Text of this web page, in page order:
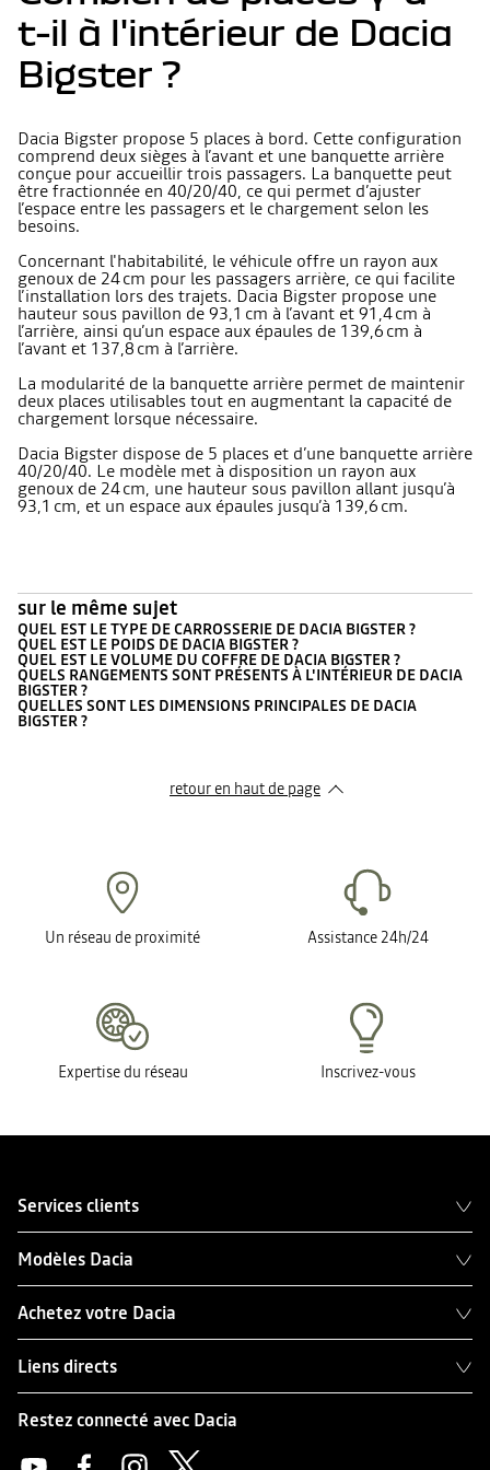
t-il à l'intérieur de Dacia
Bigster ?
Dacia Bigster propose 5 places à bord. Cette configuration
comprend deux sièges à l’avant et une banquette arrière
conçue pour accueillir trois passagers. La banquette peut
être fractionnée en 40/20/40, ce qui permet d’ajuster
l’espace entre les passagers et le chargement selon les
besoins.
Concernant l'habitabilité, le véhicule offre un rayon aux
genoux de 24 cm pour les passagers arrière, ce qui facilite
l’installation lors des trajets. Dacia Bigster propose une
hauteur sous pavillon de 93,1 cm à l’avant et 91,4 cm à
l’arrière, ainsi qu’un espace aux épaules de 139,6 cm à
l’avant et 137,8 cm à l’arrière.
La modularité de la banquette arrière permet de maintenir
deux places utilisables tout en augmentant la capacité de
chargement lorsque nécessaire.
Dacia Bigster dispose de 5 places et d’une banquette arrière
40/20/40. Le modèle met à disposition un rayon aux
genoux de 24 cm, une hauteur sous pavillon allant jusqu’à
93,1 cm, et un espace aux épaules jusqu’à 139,6 cm.
sur le même sujet
QUEL EST LE TYPE DE CARROSSERIE DE DACIA BIGSTER ?
QUEL EST LE POIDS DE DACIA BIGSTER ?
QUEL EST LE VOLUME DU COFFRE DE DACIA BIGSTER ?
QUELS RANGEMENTS SONT PRÉSENTS À L'INTÉRIEUR DE DACIA
BIGSTER ?
QUELLES SONT LES DIMENSIONS PRINCIPALES DE DACIA
BIGSTER ?
retour en haut de page​
Un réseau de proximité Assistance 24h/24
Expertise du réseau Inscrivez-vous
Services clients
Modèles Dacia
Achetez votre Dacia
Liens directs
Restez connecté avec Dacia